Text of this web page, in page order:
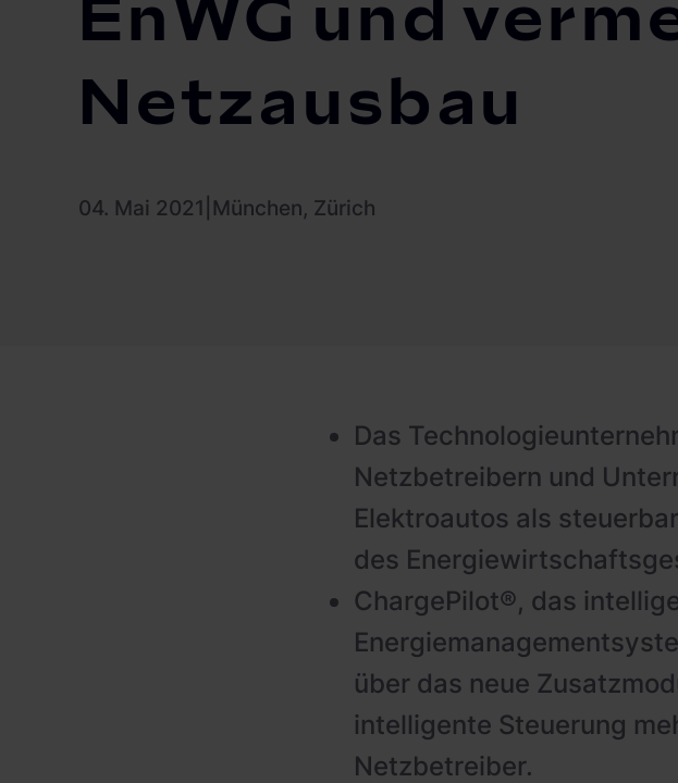
EnWG und
Netzausbau
04. Mai 2021 München, Zürich
Das
Netzbetreibern und
Elektroautos als
des
ChargePilot®, das
über das neue
intelligente Steuerung
Netzbetreiber.